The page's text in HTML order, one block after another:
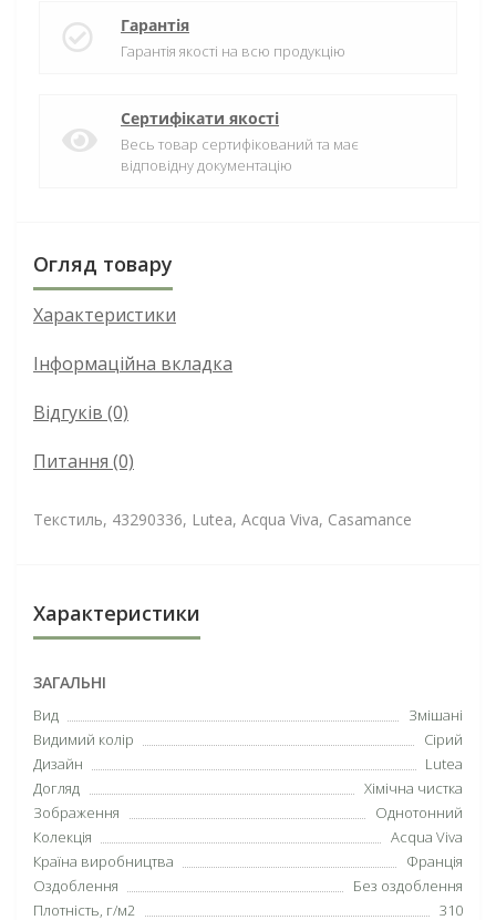
Гарантія
Гарантія якості на всю продукцію
Сертифікати якості
Весь товар сертифікований та має
відповідну документацію
Огляд товару
Характеристики
Інформаційна вкладка
Відгуків (0)
Питання (0)
Текстиль, 43290336, Lutea, Acqua Viva, Casamance
Характеристики
ЗАГАЛЬНІ
Вид
Змішані
Видимий колір
Сірий
Дизайн
Lutea
Догляд
Хімічна чистка
Зображення
Однотонний
Колекція
Acqua Viva
Країна виробництва
Франція
Оздоблення
Без оздоблення
Плотність, г/м2
310